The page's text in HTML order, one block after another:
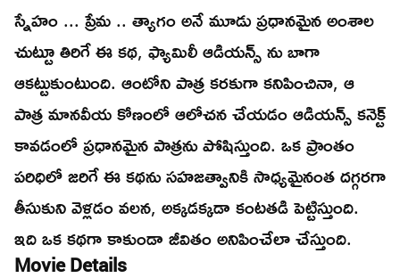
స్నేహం ... ప్రేమ .. త్యాగం అనే మూడు ప్రధానమైన అంశాల
చుట్టూ తిరిగే ఈ కథ, ఫ్యామిలీ ఆడియన్స్ ను బాగా
ఆకట్టుకుంటుంది. ఆంటోని పాత్ర కరకుగా కనిపించినా, ఆ
పాత్ర మానవీయ కోణంలో ఆలోచన చేయడం ఆడియన్స్ కనెక్ట్
కావడంలో ప్రధానమైన పాత్రను పోషిస్తుంది. ఒక ప్రాంతం
పరిధిలో జరిగే ఈ కథను సహజత్వానికి సాధ్యమైనంత దగ్గరగా
తీసుకుని వెళ్లడం వలన, అక్కడక్కడా కంటతడి పెట్టిస్తుంది.
ఇది ఒక కథగా కాకుండా జీవితం అనిపించేలా చేస్తుంది.
Movie Details